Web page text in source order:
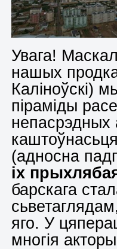
Увага!
нашых
Каліноўскі)
піраміды
непасрэдных
(адносна
іх
барскага
яго. У
многія